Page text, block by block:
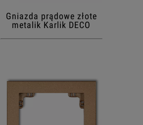
Gniazda prądowe złote
metalik Karlik DECO